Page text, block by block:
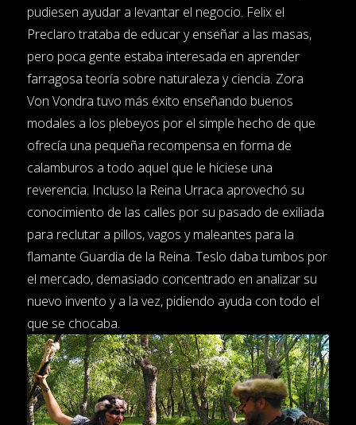
pudiesen ayudar a levantar el negocio. Felix el
Preclaro trataba de educar y enseñar a las masas,
pero poca gente estaba interesada en aprender
farragosa teoría sobre naturaleza y ciencia. Zora
Von Vondra tuvo más éxito enseñando buenos
modales a los plebeyos por el simple hecho de que
ofrecía una pequeña recompensa en forma de
calamburos a todo aquel que le hiciese una
reverencia. Incluso la Reina Urraca aprovechó su
conocimiento de las calles por su pasado de exiliada
para reclutar a pillos, vagos y maleantes para la
flamante Guardia de la Reina. Teslo daba tumbos por
el mercado, demasiado concentrado en analizar su
nuevo invento y a la vez, pidiendo ayuda con todo el
que se chocaba.